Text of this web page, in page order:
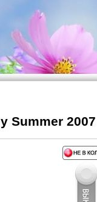
Summer 2007